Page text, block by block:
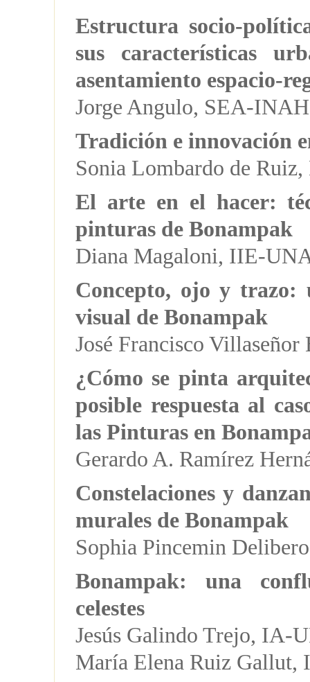
Estructura socio-
sus características
asentamiento espacio-
Jorge Angulo, SEA-INAH
Tradición e innovación
Sonia Lombardo de
El arte en el hacer:
pinturas de Bonampak
Diana Magaloni, IIE-
Concepto, ojo y trazo:
visual de Bonampak
José Francisco
¿Cómo se pinta
posible respuesta al
las Pinturas en
Gerardo A. Ramírez
Constelaciones y
murales de Bonampak
Sophia Pincemin
Bonampak: una
celestes
Jesús Galindo Trejo, IA-
María Elena Ruiz